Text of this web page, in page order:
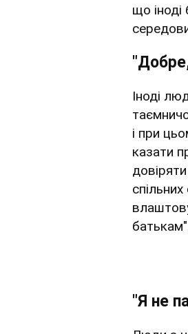
що
Іноді
і при
казати
"Я не